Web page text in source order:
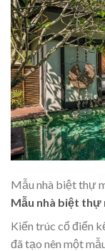
Mẫu nhà biệt thự
Mẫu nhà biệt thự
Kiến trúc cổ điển
đã tạo nên một